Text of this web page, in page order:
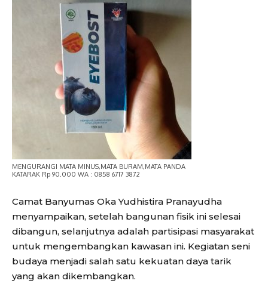
MENGURANGI MATA MINUS,MATA BURAM,MATA PANDA
KATARAK Rp 90.000 WA : 0858 6717 3872
Camat Banyumas Oka Yudhistira Pranayudha
menyampaikan, setelah bangunan fisik ini selesai
dibangun, selanjutnya adalah partisipasi masyarakat
untuk mengembangkan kawasan ini. Kegiatan seni
budaya menjadi salah satu kekuatan daya tarik
yang akan dikembangkan.